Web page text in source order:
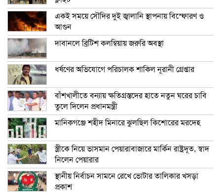
একই সময়ে সৌদির দুই জ্বালানি স্থাপনায় বিস্ফোরণ ও
আগুন
দাবানলে ব্রিটিশ কলম্বিয়ায় জরুরি অবস্থা
ধর্ষণের অভিযোগে পরিচালক শাকিল নূরানী গ্রেপ্তার
বাঁশখালীতে বন্যায় ক্ষতিগ্রস্তদের হাতে নতুন ঘরের চাবি
তুলে দিলেন প্রধানমন্ত্রী
মানিকগঞ্জে শহীদ মিনারে ঝুলছিল কিশোরের মরদেহ
স্ত্রীকে নিয়ে ভাসমান পেয়ারাবাজারে মার্কিন রাষ্ট্রদূত, স্বাদ
নিলেন পেয়ারার
স্থানীয় নির্বাচন সামনে রেখে ভোটার তালিকার খসড়া
প্রকাশ